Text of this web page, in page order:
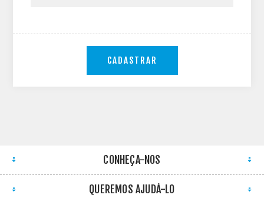
CADASTRAR
CONHEÇA-NOS
QUEREMOS AJUDÁ-LO